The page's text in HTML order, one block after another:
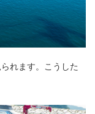
れます。こうした